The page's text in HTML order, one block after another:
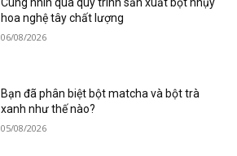
hoa nghệ tây chất lượng
06/08/2026
Bạn đã phân biệt bột matcha và bột trà
xanh như thế nào?
05/08/2026